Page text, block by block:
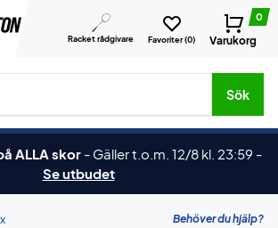
Racket rådgivare Favoriter (0)
0
Varukorg
produkter, märken osv.
Sök
ALLA skor - Gäller t.o.m. 12/8 kl. 23:59 -
Se utbudet
Behöver du hjälp?